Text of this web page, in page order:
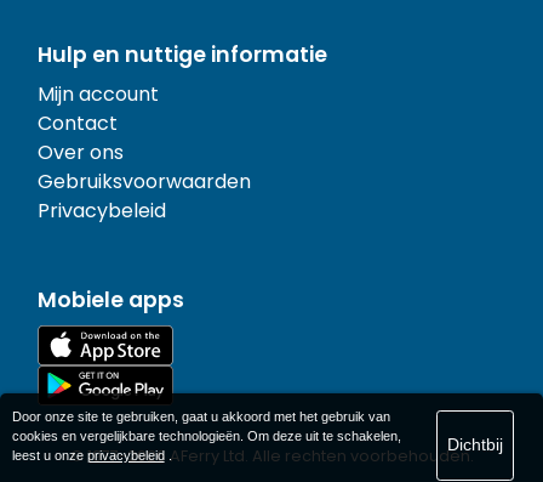
Hulp en nuttige informatie
Mijn account
Contact
Over ons
Gebruiksvoorwaarden
Privacybeleid
Mobiele apps
© 1977-2026 AFerry Ltd. Alle rechten voorbehouden.
Door onze site te gebruiken, gaat u akkoord met het gebruik van
cookies en vergelijkbare technologieën. Om deze uit te schakelen,
leest u onze privacybeleid.
Dichtbij